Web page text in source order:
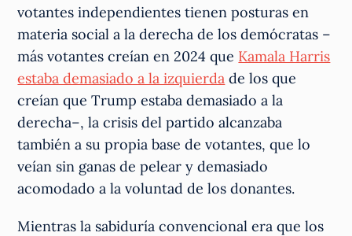
votantes independientes tienen posturas en
materia social a la derecha de los demócratas –
más votantes creían en 2024 que Kamala Harris
estaba demasiado a la izquierda de los que
creían que Trump estaba demasiado a la
derecha–, la crisis del partido alcanzaba
también a su propia base de votantes, que lo
veían sin ganas de pelear y demasiado
acomodado a la voluntad de los donantes.
Mientras la sabiduría convencional era que los